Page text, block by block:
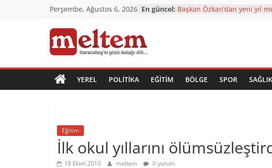
Perşembe, Ağustos 6, 2026 En güncel: Başkan Özkan’dan yeni yıl
CHP’den çok özel ziyaretler
Karacabey
Meltem
Karacabey'in
gözü,
kulağı,
dili…
YEREL POLITIKA EĞITIM BÖLGE SPOR SAĞLIK
Eğitim
İlk okul yıllarını
18 Ekim 2010 meltem 0 yorum